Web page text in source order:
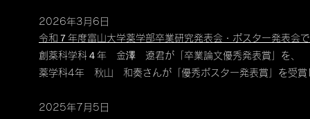
2026年3月6日
令和７年度富山大学薬学部卒業研究発表会・ポスター発表会
創薬科学科４年 金澤 遼君が「卒業論文優秀発表賞」を、
薬学科4年 秋山 和奏さんが「優秀ポスター発表賞」を受賞
2025年7月5日